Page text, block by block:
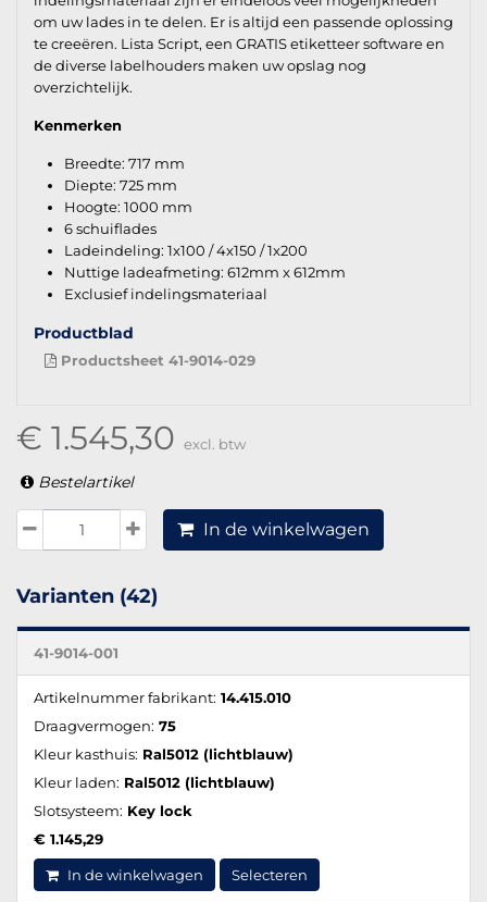
om uw lades in te delen. Er is altijd een passende oplossing
te creeëren. Lista Script, een GRATIS etiketteer software en
de diverse labelhouders maken uw opslag nog
overzichtelijk.
Kenmerken
Breedte: 717 mm
Diepte: 725 mm
Hoogte: 1000 mm
6 schuiflades
Ladeindeling: 1x100 / 4x150 / 1x200
Nuttige ladeafmeting: 612mm x 612mm
Exclusief indelingsmateriaal
Productblad
Productsheet 41-9014-029
€ 1.545,30 excl. btw
Bestelartikel
In de winkelwagen
Varianten (42)
41-9014-001
Artikelnummer fabrikant: 14.415.010
Draagvermogen: 75
Kleur kasthuis: Ral5012 (lichtblauw)
Kleur laden: Ral5012 (lichtblauw)
Slotsysteem: Key lock
€ 1.145,29
In de winkelwagen Selecteren